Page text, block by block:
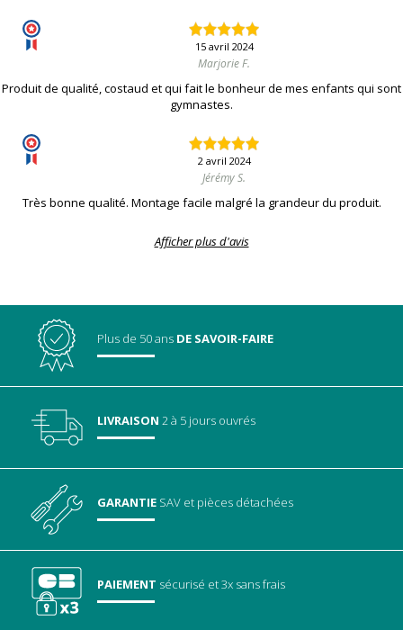
15 avril 2024
Marjorie F.
Produit de qualité, costaud et qui fait le bonheur de mes enfants qui sont
gymnastes.
2 avril 2024
Jérémy S.
Très bonne qualité. Montage facile malgré la grandeur du produit.
Afficher plus d'avis
Plus de 50 ans DE SAVOIR-FAIRE
LIVRAISON 2 à 5 jours ouvrés
GARANTIE SAV et pièces détachées
PAIEMENT sécurisé et 3x sans frais